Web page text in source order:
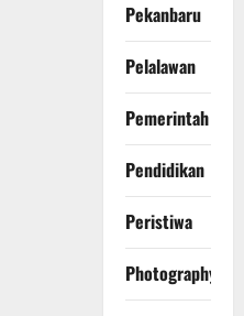
Pekanbaru
Pelalawan
Pemerintah
Pendidikan
Peristiwa
Photography